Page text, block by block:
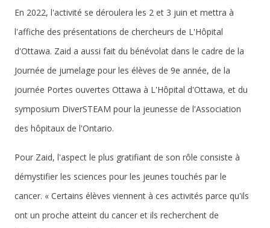
En 2022, l'activité se déroulera les 2 et 3 juin et mettra à
l'affiche des présentations de chercheurs de L'Hôpital
d'Ottawa. Zaid a aussi fait du bénévolat dans le cadre de la
Journée de jumelage pour les élèves de 9e année, de la
journée Portes ouvertes Ottawa à L'Hôpital d'Ottawa, et du
symposium DiverSTEAM pour la jeunesse de l'Association
des hôpitaux de l'Ontario.
Pour Zaid, l'aspect le plus gratifiant de son rôle consiste à
démystifier les sciences pour les jeunes touchés par le
cancer. « Certains élèves viennent à ces activités parce qu'ils
ont un proche atteint du cancer et ils recherchent de